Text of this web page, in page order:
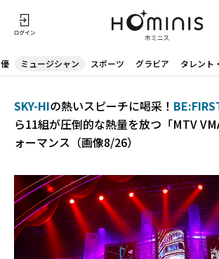
ミュージシャン スポーツ グラビア タレント
SKY-HIの熱いスピーチに喝采！
ら11組が圧倒的な熱量を放つ「MTV
ォーマンス（画像8/26）